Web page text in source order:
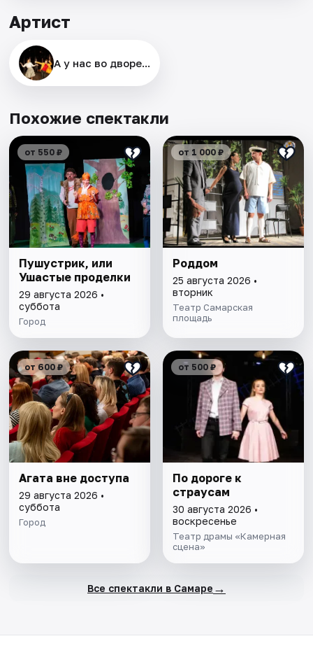
Артист
А у нас во дворе...
Похожие спектакли
от 550 ₽
Пушустрик, или
Ушастые проделки
29 августа 2026 •
суббота
Город
от 1 000 ₽
Роддом
25 августа 2026 •
вторник
Театр Самарская
площадь
от 600 ₽
Агата вне доступа
29 августа 2026 •
суббота
Город
от 500 ₽
По дороге к
страусам
30 августа 2026 •
воскресенье
Театр драмы «Камерная
сцена»
Все спектакли в Самаре →